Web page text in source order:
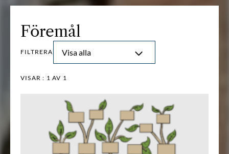
Föremål
FILTRERA Visa alla
VISAR : 1 AV 1